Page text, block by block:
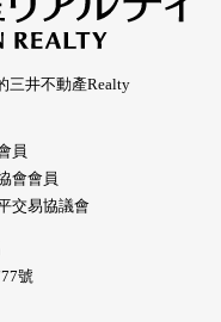
三井不動產Realty
員
會會員
交易協議會
號